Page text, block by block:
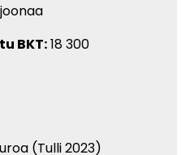
BKT:18 300
(Tulli 2023)